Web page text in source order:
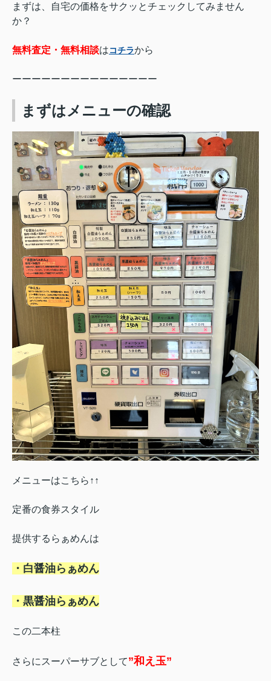
まずは、自宅の価格をサクッとチェックしてみません
か？
無料査定・無料相談はコチラから
ーーーーーーーーーーーーーーー
まずはメニューの確認
メニューはこちら↑↑
定番の食券スタイル
提供するらぁめんは
・白醤油らぁめん
・黒醤油らぁめん
この二本柱
さらにスーパーサブとして”和え玉”